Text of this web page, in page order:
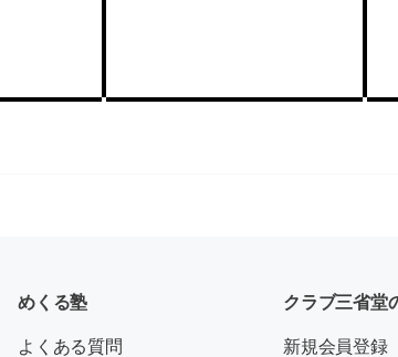
めくる塾
よくある質問
クラブ三省堂
新規会員登録